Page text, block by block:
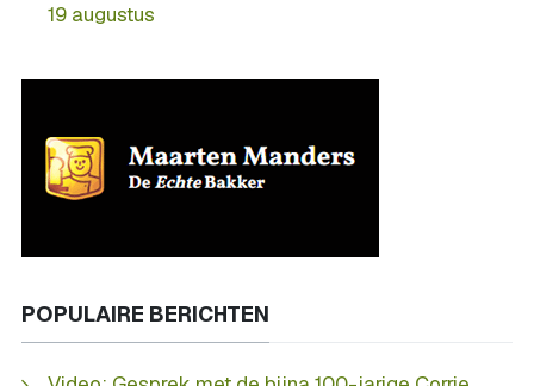
19 augustus
POPULAIRE BERICHTEN